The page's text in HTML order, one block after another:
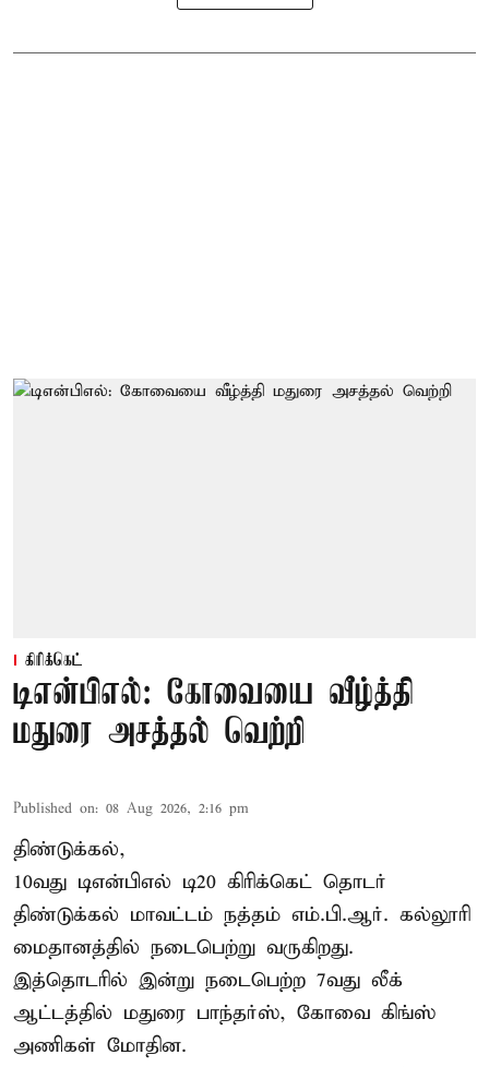
கிரிக்கெட்
டிஎன்பிஎல்: கோவையை வீழ்த்தி
மதுரை அசத்தல் வெற்றி
Published on: 08 Aug 2026, 2:16 pm
திண்டுக்கல்,
10வது டிஎன்பிஎல் டி20 கிரிக்கெட் தொடர்
திண்டுக்கல் மாவட்டம் நத்தம் எம்.பி.ஆர். கல்லூரி
மைதானத்தில் நடைபெற்று வருகிறது.
இத்தொடரில் இன்று நடைபெற்ற 7வது லீக்
ஆட்டத்தில் மதுரை பாந்தர்ஸ், கோவை கிங்ஸ்
அணிகள் மோதின.